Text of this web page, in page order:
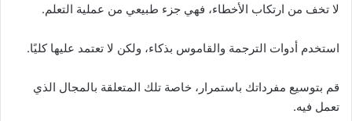
لا تخف من ارتكاب الأخطاء، فهي جزء طبيعي من عملية التعلم.
استخدم أدوات الترجمة والقاموس بذكاء، ولكن لا تعتمد عليها كليًا.
قم بتوسيع مفرداتك باستمرار، خاصة تلك المتعلقة بالمجال الذي
تعمل فيه.